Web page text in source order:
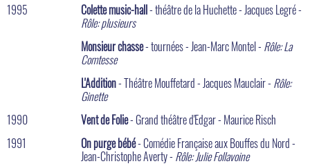
1995
Colette music-hall- théâtre de la Huchette - Jacques Legré -
Rôle: plusieurs
Monsieur chasse- tournées - Jean-Marc Montel - Rôle: La
Comtesse
L'Addition- Théâtre Mouffetard - Jacques Mauclair - Rôle:
Ginette
1990
Vent de Folie- Grand théâtre d'Edgar - Maurice Risch
1991
On purge bébé- Comédie Française aux Bouffes du Nord -
Jean-Christophe Averty - Rôle: Julie Follavoine